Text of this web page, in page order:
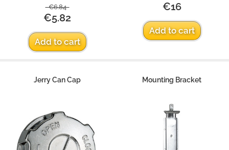
€6.84
€5.82
Add to cart
€16
Add to cart
Jerry Can Cap Mounting Bracket